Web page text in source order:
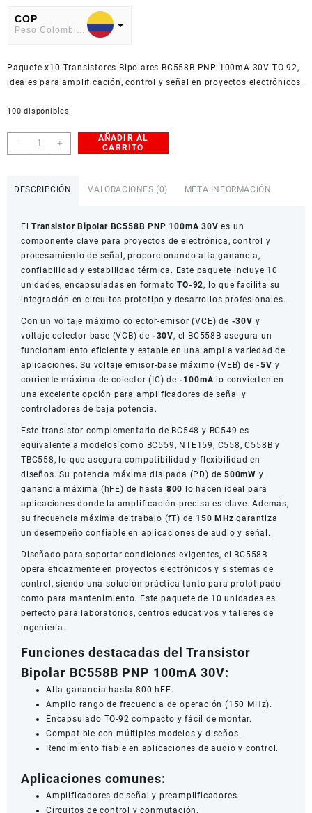
COP
American Dollar
Paquete x10 Transistores Bipolares BC558B PNP 100mA 30V TO-92,
ideales para amplificación, control y señal en proyectos electrónicos.
100 disponibles
-
Transistor
Bipolar
Paquete
x10
cantidad
+
AÑADIR AL
CARRITO
DESCRIPCIÓN VALORACIONES (0) META INFORMACIÓN
ElTransistor Bipolar BC558B PNP 100mA 30V es un
componente clave para proyectos de electrónica, control y
procesamiento de señal, proporcionando alta ganancia,
confiabilidad y estabilidad térmica. Este paquete incluye 10
unidades, encapsuladas en formatoTO-92, lo que facilita su
integración en circuitos prototipo y desarrollos profesionales.
Con un voltaje máximo colector-emisor (VCE) de -30V y
voltaje colector-base (VCB) de -30V, el BC558B asegura un
funcionamiento eficiente y estable en una amplia variedad de
aplicaciones. Su voltaje emisor-base máximo (VEB) de-5V y
corriente máxima de colector (IC) de -100mA lo convierten en
una excelente opción para amplificadores de señal y
controladores de baja potencia.
Este transistor complementario de BC548 y BC549 es
equivalente a modelos como BC559, NTE159, C558, C558B y
TBC558, lo que asegura compatibilidad y flexibilidad en
diseños. Su potencia máxima disipada (PD) de 500mW y
ganancia máxima (hFE) de hasta 800 lo hacen ideal para
aplicaciones donde la amplificación precisa es clave. Además,
su frecuencia máxima de trabajo (fT) de 150 MHz garantiza
un desempeño confiable en aplicaciones de audio y señal.
Diseñado para soportar condiciones exigentes, el BC558B
opera eficazmente en proyectos electrónicos y sistemas de
control, siendo una solución práctica tanto para prototipado
como para mantenimiento. Este paquete de 10 unidades es
perfecto para laboratorios, centros educativos y talleres de
ingeniería.
Funciones destacadas del Transistor
Bipolar BC558B PNP 100mA 30V:
Alta ganancia hasta 800 hFE.
Amplio rango de frecuencia de operación (150 MHz).
Encapsulado TO-92 compacto y fácil de montar.
Compatible con múltiples modelos y diseños.
Rendimiento fiable en aplicaciones de audio y control.
Aplicaciones comunes:
Amplificadores de señal y preamplificadores.
Circuitos de control y conmutación.